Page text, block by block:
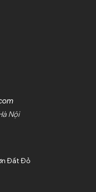
Nội
Đất Đỏ